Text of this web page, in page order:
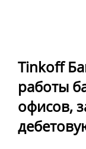
Tinkoff
работы
офисов,